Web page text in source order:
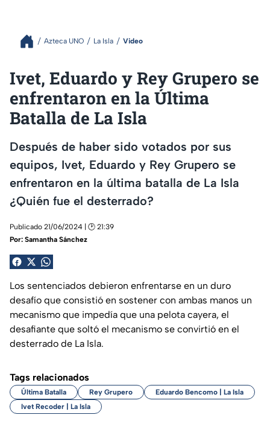
Azteca UNO La Isla Video
Ivet, Eduardo y Rey Grupero se
enfrentaron en la Última
Batalla de La Isla
Después de haber sido votados por sus
equipos, Ivet, Eduardo y Rey Grupero se
enfrentaron en la última batalla de La Isla
¿Quién fue el desterrado?
Publicado 21/06/2024 | 🕑 21:39
Por: Samantha Sánchez
Los sentenciados debieron enfrentarse en un duro
desafío que consistió en sostener con ambas manos un
mecanismo que impedía que una pelota cayera, el
desafiante que soltó el mecanismo se convirtió en el
desterrado de La Isla.
Tags relacionados
Última Batalla Rey Grupero
Eduardo Bencomo | La Isla
Ivet Recoder | La Isla